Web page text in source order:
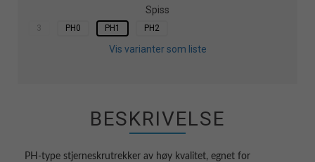
Spiss
3 PH0 PH1 PH2
Vis varianter som liste
BESKRIVELSE
PH-type stjerneskrutrekker av høy kvalitet, egnet for